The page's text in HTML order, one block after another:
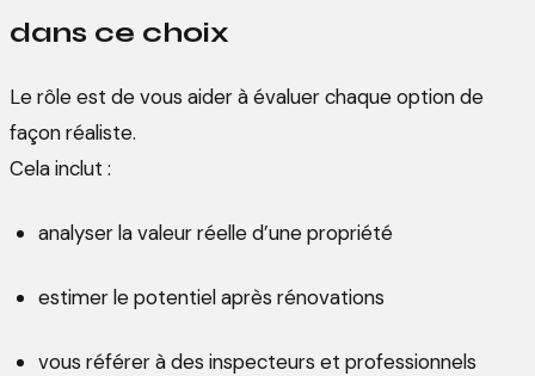
dans ce choix
Le rôle est de vous aider à évaluer chaque option de
façon réaliste.
Cela inclut :
analyser la valeur réelle d’une propriété
estimer le potentiel après rénovations
vous référer à des inspecteurs et professionnels